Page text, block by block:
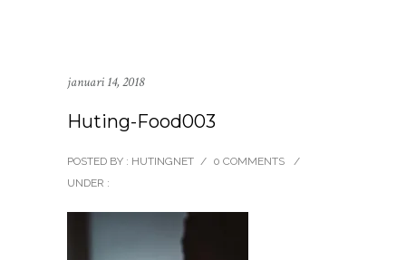
januari 14, 2018
Huting-Food003
POSTED BY : HUTINGNET / 0 COMMENTS
/
UNDER :